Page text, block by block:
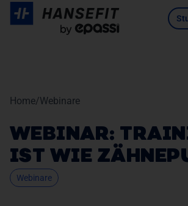
Home/Webinare
WEBINAR:
IST WIE
Webinare